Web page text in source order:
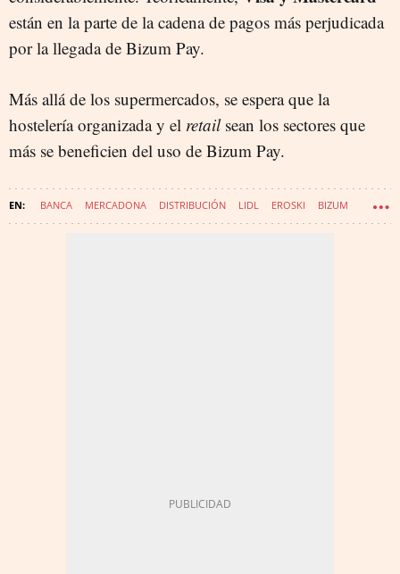
están en la parte de la cadena de pagos más perjudicada
por la llegada de Bizum Pay.
Más allá de los supermercados, se espera que la
hostelería organizada y el retail sean los sectores que
más se beneficien del uso de Bizum Pay.
BANCA MERCADONA DISTRIBUCIÓN LIDL EROSKI BIZUM